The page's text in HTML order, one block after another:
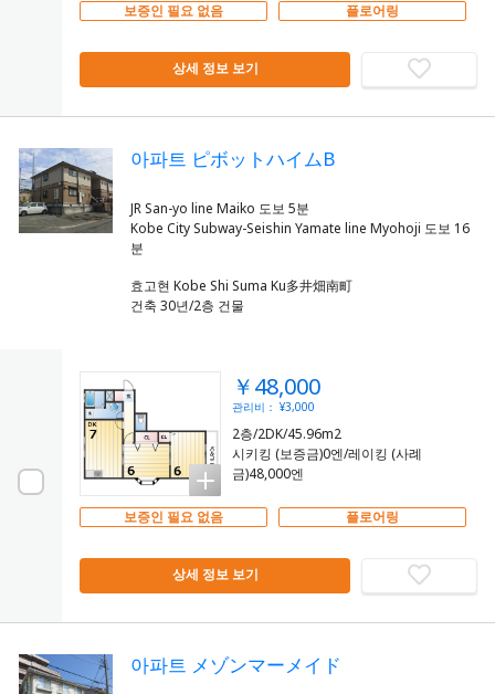
보증인 필요 없음 플로어링
상세 정보 보기
아파트 ピボットハイムB
JR San-yo line Maiko 도보 5분
Kobe City Subway-Seishin Yamate line Myohoji 도보 16
효고현 Kobe Shi Suma Ku多井畑南町
건축 30년/2층 건물
￥48,000
관리비： ¥3,000
2층/2DK/45.96m2
시키킹 (보증금)0엔/레이킹 (사례
금)48,000엔
보증인 필요 없음 플로어링
상세 정보 보기
아파트 メゾンマーメイド